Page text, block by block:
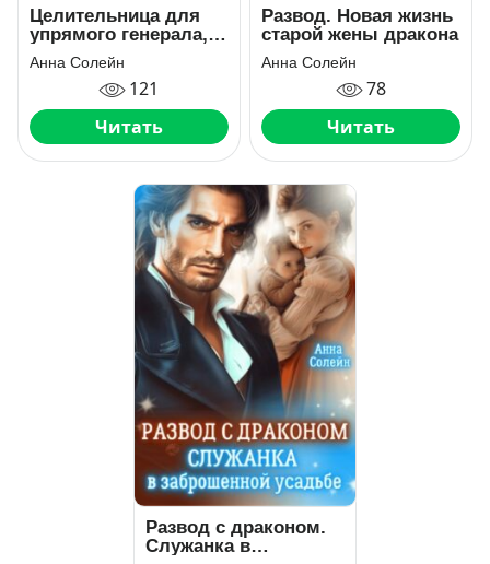
Целительница для
упрямого генерала,
или Ты пожалеешь,
бывший
Анна Солейн
121
Читать
Развод. Новая жизнь
старой жены дракона
Анна Солейн
78
Читать
Развод с драконом.
Служанка в